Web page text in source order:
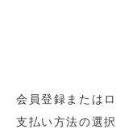
会員登録または
支払い方法の選